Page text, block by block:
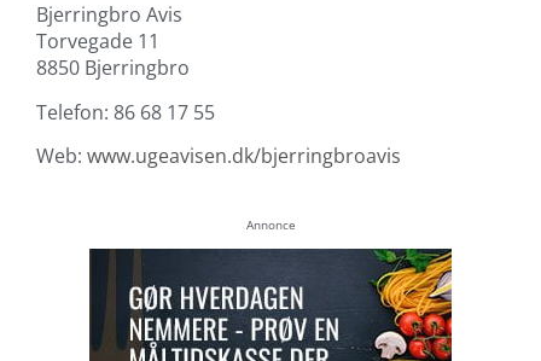
Bjerringbro Avis
Torvegade 11
8850 Bjerringbro
Telefon: 86 68 17 55
Web: www.ugeavisen.dk/bjerringbroavis
Annonce